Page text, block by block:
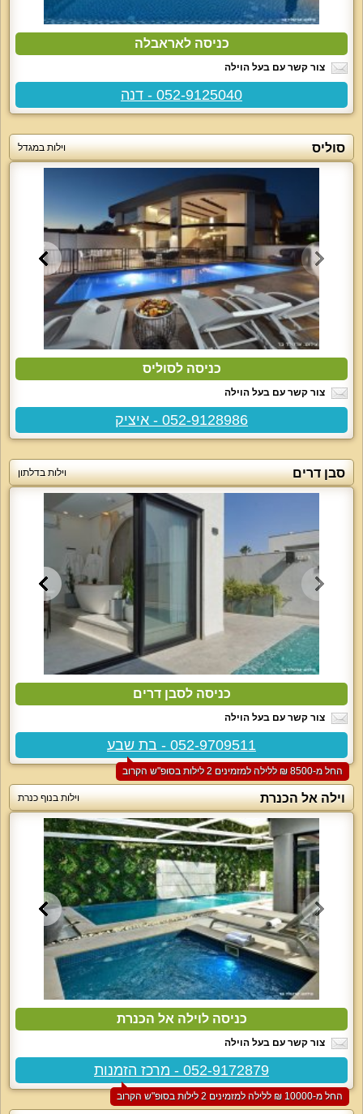
כניסה לאראבלה
צור קשר עם בעל הוילה
052-9125040 - דנה
סוליס וילות במגדל
כניסה לסוליס
צור קשר עם בעל הוילה
052-9128986 - איציק
סבן דרים וילות בדלתון
כניסה לסבן דרים
צור קשר עם בעל הוילה
052-9709511 - בת שבע
החל מ-‏8500 ₪ ללילה למזמינים 2 לילות בסופ"ש הקרוב
וילה אל הכנרת וילות בנוף כנרת
כניסה לוילה אל הכנרת
צור קשר עם בעל הוילה
052-9172879 - מרכז הזמנות
החל מ-‏10000 ₪ ללילה למזמינים 2 לילות בסופ"ש הקרוב